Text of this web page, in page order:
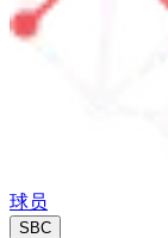
球员
SBC